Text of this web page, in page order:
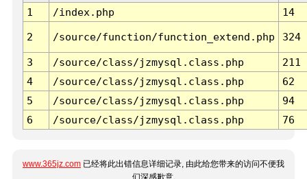
1
/index.php 14
2 /source/function/function_extend.php 324
3 /source/class/jzmysql.class.php
211
4
/source/class/jzmysql.class.php
62
5
/source/class/jzmysql.class.php
94
6
/source/class/jzmysql.class.php 76
www.365jz.com 已经将此出错信息详细记录, 由此给您带来的访问不便我